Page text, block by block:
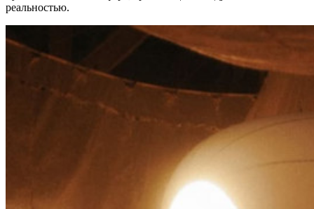
реальностью.